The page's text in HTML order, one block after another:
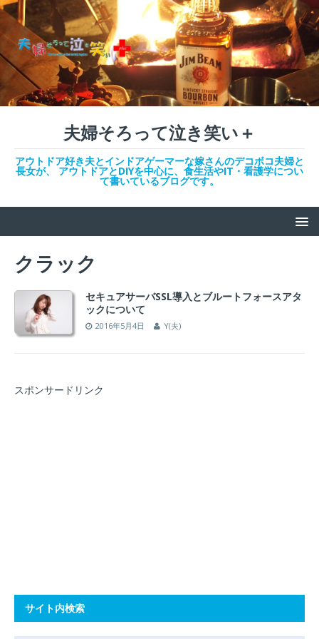
夫婦そろって泣き笑い＋
アウトドア好き夫とインドアゲーマーな嫁さんのデコボコ夫婦と
長女が、 アウトドアとDIYを中心に、食生活やIT・看護学につい
て書いているブログです。
クラック
セキュアサーバSSL導入とブルートフォースアタ
ックについて
2016年5月4日 Y(夫)
スポンサードリンク
サイト内検索